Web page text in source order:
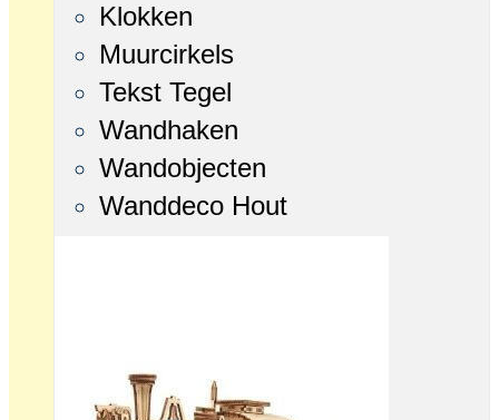
Klokken
Muurcirkels
Tekst Tegel
Wandhaken
Wandobjecten
Wanddeco Hout